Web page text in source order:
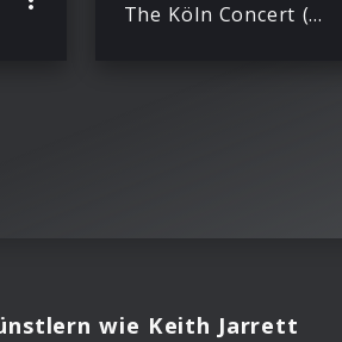
The Köln Concert (50th Anniversary) Ltd. Ed. 2LP
wie Keith Jarrett